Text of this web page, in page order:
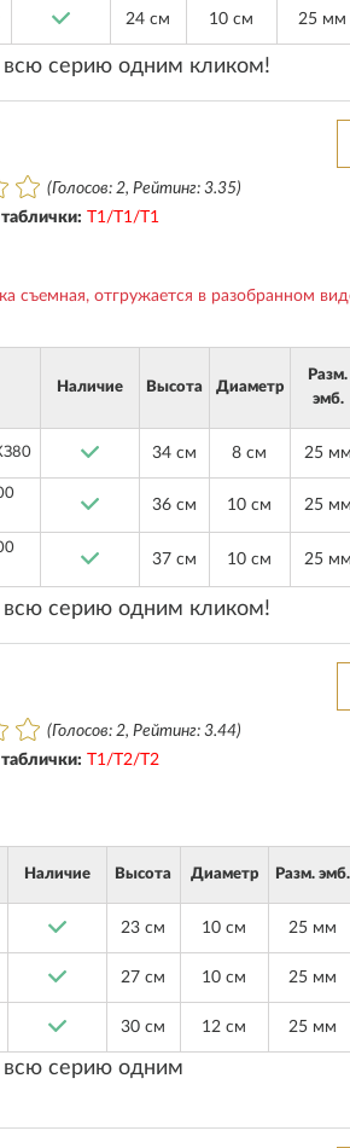
24 см 10 см 25 мм
всю серию одним кликом!
(Голосов: 2, Рейтинг: 3.35)
Т1/Т1/Т1
съемная, отгружается в разобранном
Наличие Высота Диаметр
Разм.
эмб.
34 см 8 см 25 мм
36 см 10 см 25 мм
37 см 10 см 25 мм
всю серию одним кликом!
(Голосов: 2, Рейтинг: 3.44)
Т1/Т2/Т2
Наличие Высота Диаметр Разм. эмб.
23 см 10 см 25 мм
27 см 10 см 25 мм
30 см 12 см 25 мм
всю серию одним